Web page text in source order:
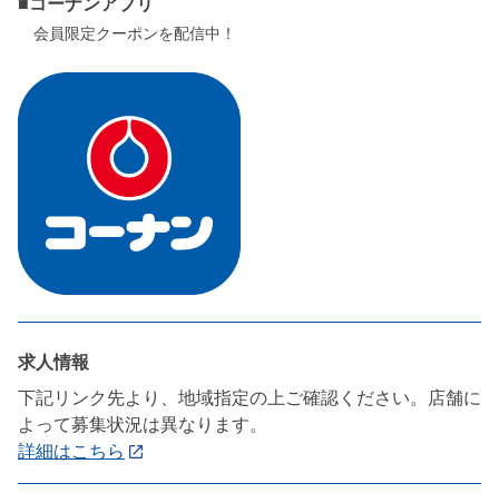
■コーナンアプリ
会員限定クーポンを配信中！
求人情報
下記リンク先より、地域指定の上ご確認ください。店舗に
よって募集状況は異なります。
詳細はこちら